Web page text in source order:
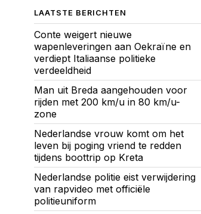
LAATSTE BERICHTEN
Conte weigert nieuwe
wapenleveringen aan Oekraïne en
verdiept Italiaanse politieke
verdeeldheid
Man uit Breda aangehouden voor
rijden met 200 km/u in 80 km/u-
zone
Nederlandse vrouw komt om het
leven bij poging vriend te redden
tijdens boottrip op Kreta
Nederlandse politie eist verwijdering
van rapvideo met officiële
politieuniform